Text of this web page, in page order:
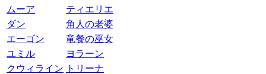
ムーア
ティエリエ
ダン
角人の老婆
エーゴン
竜餐の巫女
ユミル
ヨラーン
クウィライン
トリーナ